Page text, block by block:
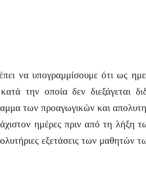
να υπογραμμίσουμε ότι ως
την οποία δεν διεξάγεται
των προαγωγικών και
ημέρες πριν από τη λήξη
εξετάσεις των μαθητών